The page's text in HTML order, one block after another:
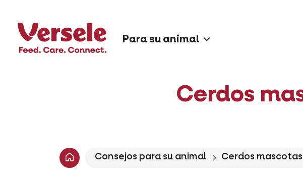
Para su animal
Cerdos
Consejos para su animal Cerdos mascotas